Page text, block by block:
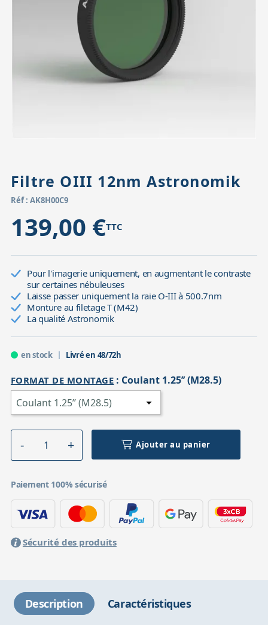
Accessoires pour montures
Pièces détachées
Filtre OIII 12nm Astronomik
Réf : AK8H00C9
139,00 €TTC
Pour l'imagerie uniquement, en augmentant le contraste
sur certaines nébuleuses
Laisse passer uniquement la raie O-III à 500.7nm
Monture au filetage T (M42)
La qualité Astronomik
en stock Livré en 48/72h
FORMAT DE MONTAGE : Coulant 1.25’’ (M28.5)
Ajouter au panier
Paiement 100% sécurisé
Sécurité des produits
Description Caractéristiques